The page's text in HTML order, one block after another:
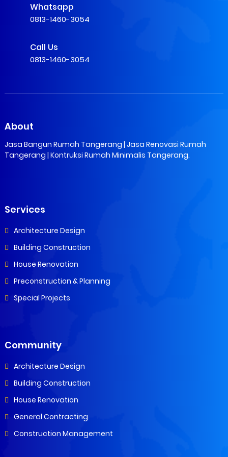
Whatsapp
0813-1460-3054
Call Us
0813-1460-3054
About
Jasa Bangun Rumah Tangerang | Jasa Renovasi Rumah
Tangerang | Kontruksi Rumah Minimalis Tangerang.
Services
Architecture Design
Building Construction
House Renovation
Preconstruction & Planning
Special Projects
Community
Architecture Design
Building Construction
House Renovation
General Contracting
Construction Management